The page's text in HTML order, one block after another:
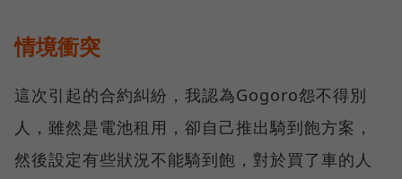
情境衝突
這次引起的合約糾紛，我認為Gogoro怨不得別
人，雖然是電池租用，卻自己推出騎到飽方案，
然後設定有些狀況不能騎到飽，對於買了車的人